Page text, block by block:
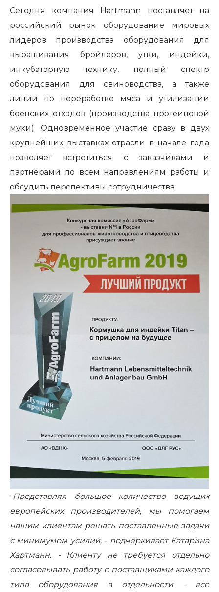
Сегодня компания Hartmann поставляет на
российский рынок оборудование мировых
лидеров производства оборудования для
выращивания бройлеров, утки, индейки,
инкубаторную технику, полный спектр
оборудования для свиноводства, а также
линии по переработке мяса и утилизации
боенских отходов (производства протеиновой
муки). Одновременное участие сразу в двух
крупнейших выставках отрасли в начале года
позволяет встретиться с заказчиками и
партнерами по всем направлениям работы и
обсудить перспективы сотрудничества.
-Представляя большое количество ведущих
европейских производителей, мы помогаем
нашим клиентам решать поставленные задачи
с минимумом усилий, - подчеркивает Катарина
Хартманн. - Клиенту не требуется отдельно
согласовывать работу с поставщиками каждого
типа оборудования в отдельности - все